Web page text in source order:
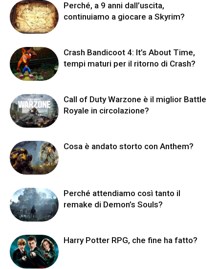
Perché, a 9 anni dall’uscita,
continuiamo a giocare a Skyrim?
Crash Bandicoot 4: It’s About Time,
tempi maturi per il ritorno di Crash?
Call of Duty Warzone è il miglior Battle
Royale in circolazione?
Cosa è andato storto con Anthem?
Perché attendiamo così tanto il
remake di Demon’s Souls?
Harry Potter RPG, che fine ha fatto?